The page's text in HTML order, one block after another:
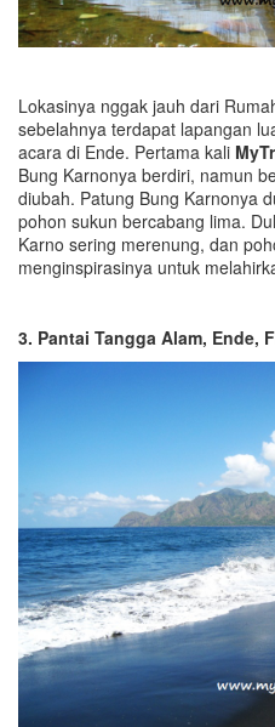
Lokasinya nggak jauh dari
sebelahnya terdapat lapangan
acara di Ende. Pertama kali
Bung Karnonya berdiri, namun
diubah. Patung Bung Karnonya
pohon sukun bercabang lima.
Karno sering merenung, dan
menginspirasinya untuk
3. Pantai Tangga Alam, Ende,